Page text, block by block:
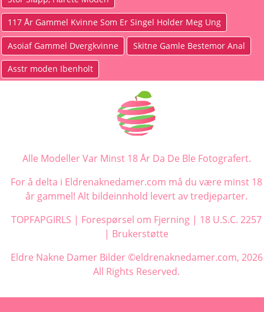
117 År Gammel Kvinne Som Er Singel Holder Meg Ung
Asoiaf Gammel Dvergkvinne Skitne Gamle Bestemor Anal
Asstr ​​moden Ibenholt
Alle Modeller Var Minst 18 År Da De Ble Fotografert.
For å delta i Eldrenaknedamer.com må du være minst 18
år gammel! Alt bildeinnhold levert av tredjeparter.
TOPFAPGIRLS | Forespørsel om Fjerning | 18 U.S.C. 2257
| Brukerstøtte
Eldre Nakne Damer Bilder ©eldrenaknedamer.com, 2026
All Rights Reserved.